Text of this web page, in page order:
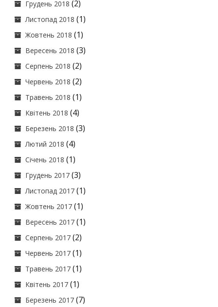
Грудень 2018 (2)
Листопад 2018 (1)
Жовтень 2018 (1)
Вересень 2018 (3)
Серпень 2018 (2)
Червень 2018 (2)
Травень 2018 (1)
Квітень 2018 (4)
Березень 2018 (3)
Лютий 2018 (4)
Січень 2018 (1)
Грудень 2017 (3)
Листопад 2017 (1)
Жовтень 2017 (1)
Вересень 2017 (1)
Серпень 2017 (2)
Червень 2017 (1)
Травень 2017 (1)
Квітень 2017 (1)
Березень 2017 (7)